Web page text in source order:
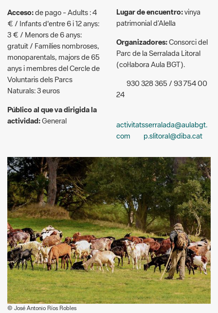
3 € / Menors de 6 anys:
gratuït / Famílies nombroses,
monoparentals, majors de 65
anys i membres del Cercle de
Voluntaris dels Parcs
Naturals: 3 euros
Público al que va dirigida la
Organizadores: Consorci del
Parc de la Serralada Litoral
(col·labora Aula BGT).
930 328 365 / 93 754 00
24
© José Antonio Ríos Robles
Descripció: